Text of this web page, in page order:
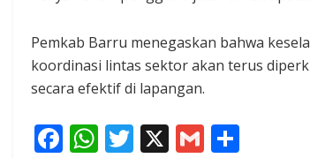
Pemkab Barru menegaskan bahwa
koordinasi lintas sektor akan terus
secara efektif di lapangan.
F W T X G